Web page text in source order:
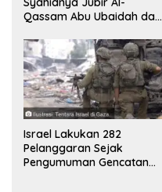
Qassam Abu Ubaidah dan
Sinwar
Israel Lakukan 282
Pelanggaran Sejak
Pengumuman Gencatan